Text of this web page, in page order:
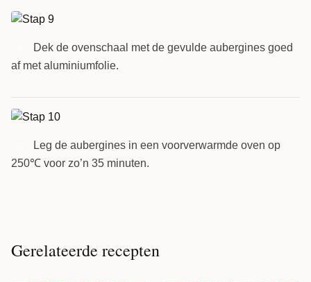
Dek de ovenschaal met de gevulde aubergines goed
af met aluminiumfolie.
Leg de aubergines in een voorverwarmde oven op
250℃ voor zo’n 35 minuten.
Gerelateerde recepten